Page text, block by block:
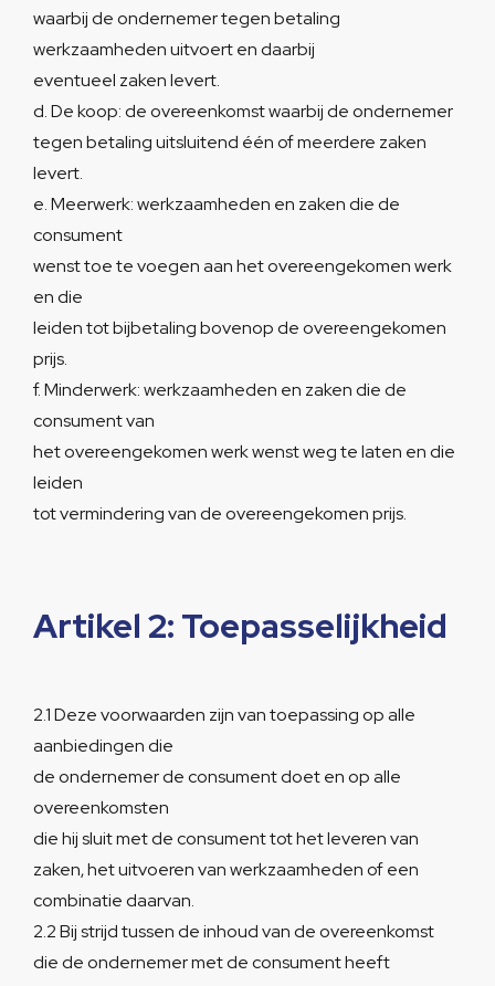
waarbij de ondernemer tegen betaling
werkzaamheden uitvoert en daarbij
eventueel zaken levert.
d. De koop: de overeenkomst waarbij de ondernemer
tegen betaling uitsluitend één of meerdere zaken
levert.
e. Meerwerk: werkzaamheden en zaken die de
consument
wenst toe te voegen aan het overeengekomen werk
en die
leiden tot bijbetaling bovenop de overeengekomen
prijs.
f. Minderwerk: werkzaamheden en zaken die de
consument van
het overeengekomen werk wenst weg te laten en die
leiden
tot vermindering van de overeengekomen prijs.
Artikel 2: Toepasselijkheid
2.1 Deze voorwaarden zijn van toepassing op alle
aanbiedingen die
de ondernemer de consument doet en op alle
overeenkomsten
die hij sluit met de consument tot het leveren van
zaken, het uitvoeren van werkzaamheden of een
combinatie daarvan.
2.2 Bij strijd tussen de inhoud van de overeenkomst
die de ondernemer met de consument heeft